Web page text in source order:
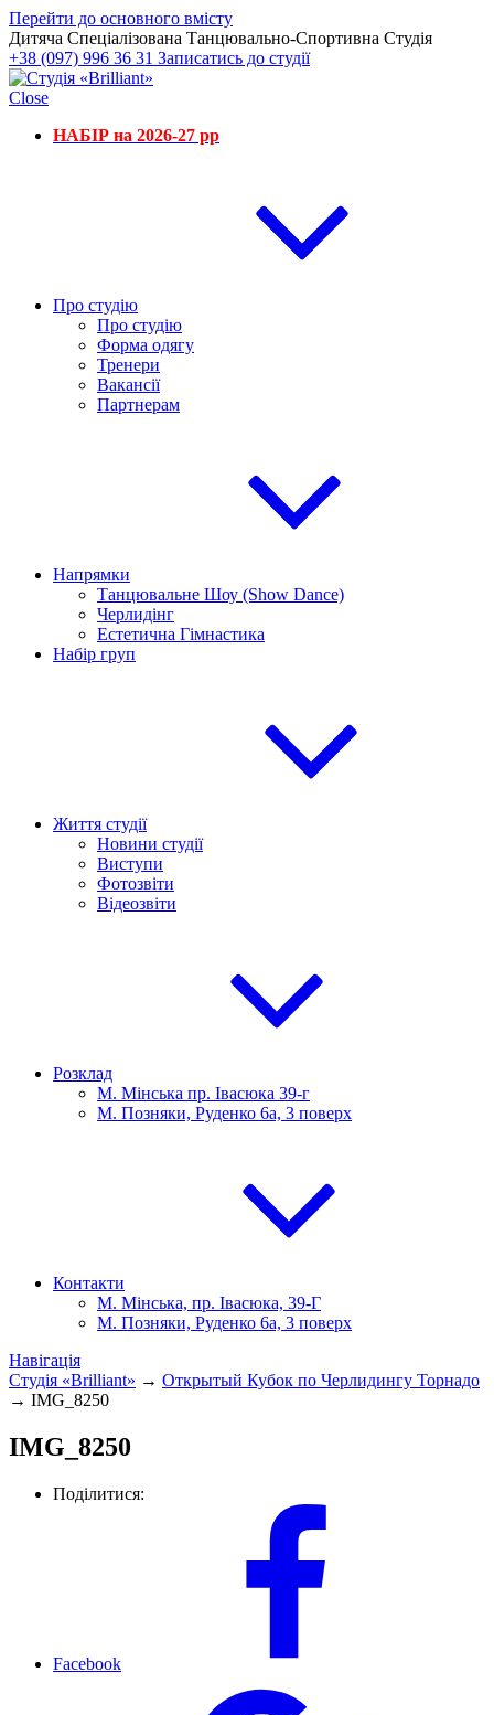
Перейти до основного вмісту
Дитяча Спеціалізована Танцювально-Спортивна Студія
+38 (097) 996 36 31 Записатись до студії
Close
НАБІР на 2026-27 рр
Про студію
Про студію
Форма одягу
Тренери
Вакансії
Партнерам
Напрямки
Танцювальне Шоу (Show Dance)
Черлидінг
Естетична Гімнастика
Набір груп
Життя студії
Новини студії
Виступи
Фотозвіти
Відеозвіти
Розклад
М. Мінська пр. Івасюка 39-г
М. Позняки, Руденко 6а, 3 поверх
Контакти
М. Мінська, пр. Івасюка, 39-Г
М. Позняки, Руденко 6а, 3 поверх
Навігація
Студія «Brilliant» → Открытый Кубок по Черлидингу Торнадо
→ IMG_8250
IMG_8250
Поділитися:
Facebook